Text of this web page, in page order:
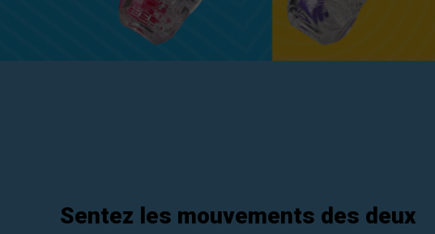
Sentez les mouvements des deux